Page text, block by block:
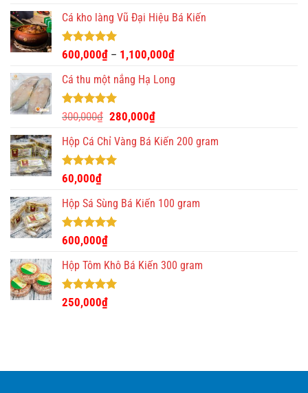
Cá kho làng Vũ Đại Hiệu Bá Kiến
Được xếp
hạng
4.93
5 sao
600,000₫ – 1,100,000₫
Cá thu một nắng Hạ Long
Được xếp
hạng
5.00
5 sao
300,000₫ Giá
là:
300,000₫.
280,000₫Giá
tại
Hộp Cá Chỉ Vàng Bá Kiến 200 gram
Được xếp
hạng
5.00
5 sao
60,000₫
Hộp Sá Sùng Bá Kiến 100 gram
Được xếp
hạng
5.00
5 sao
600,000₫
Hộp Tôm Khô Bá Kiến 300 gram
Được xếp
hạng
5.00
250,000₫